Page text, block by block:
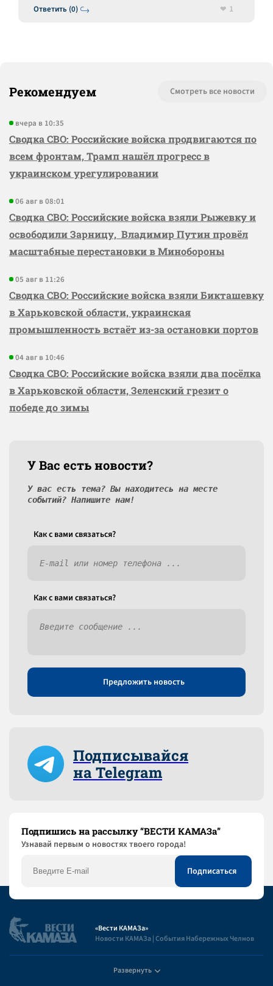
Ответить (0)
1
Рекомендуем Смотреть все новости
вчера в 10:35
Сводка СВО: Российские войска продвигаются по
всем фронтам, Трамп нашёл прогресс в
украинском урегулировании
06 авг в 08:01
Сводка СВО: Российские войска взяли Рыжевку и
освободили Зарницу, Владимир Путин провёл
масштабные перестановки в Минобороны
05 авг в 11:26
Сводка СВО: Российские войска взяли Бикташевку
в Харьковской области, украинская
промышленность встаёт из-за остановки портов
04 авг в 10:46
Сводка СВО: Российские войска взяли два посёлка
в Харьковской области, Зеленский грезит о
победе до зимы
У Вас есть новости?
У вас есть тема? Вы находитесь на месте
событий? Напишите нам!
Как c вами связаться?
Как c вами связаться?
Предложить новость
Подписывайся
на Telegram
Подпишись на рассылку “ВЕСТИ КАМАЗа”
Узнaвай первым о новостях твоего города!
«Вести КАМАЗа»
Новости КАМАЗа | События Набережных Челнов
Развернуть